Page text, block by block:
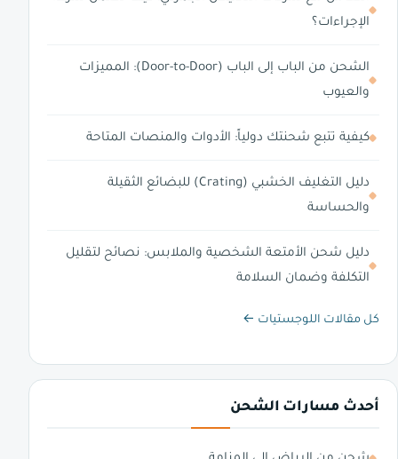
الإجراءات؟
الشحن من الباب إلى الباب (Door-to-Door): المميزات
والعيوب
كيفية تتبع شحنتك دولياً: الأدوات والمنصات المتاحة
دليل التغليف الخشبي (Crating) للبضائع الثقيلة
والحساسة
دليل شحن الأمتعة الشخصية والملابس: نصائح لتقليل
التكلفة وضمان السلامة
كل مقالات اللوجستيات ←
أحدث مسارات الشحن